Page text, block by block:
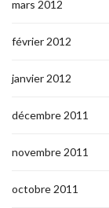
mars 2012
février 2012
janvier 2012
décembre 2011
novembre 2011
octobre 2011